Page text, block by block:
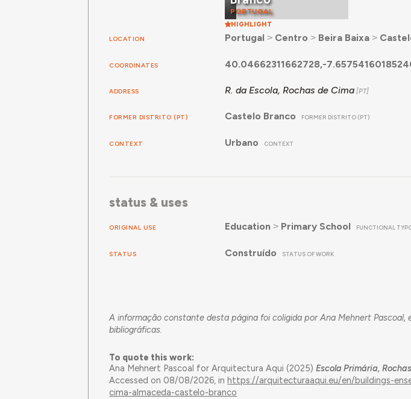
PORTUGAL
HIGHLIGHT
LOCATION Portugal ˃ Centro ˃ Beira Baixa˃
COORDINATES 40.04662311662728,-
ADDRESS R. da Escola, Rochas de Cima
FORMER DISTRITO (PT) Castelo Branco FORMER DISTRITO (PT)
CONTEXT Urbano CONTEXT
status & uses
ORIGINAL USE Education ˃ Primary School FUNCTIONAL
STATUS Construído STATUS OF WORK
A informação constante desta página foi coligida por Ana Mehnert Pascoal,
bibliográficas.
To quote this work:
Ana Mehnert Pascoal for Arquitectura Aqui (2025)Escola Primária,
Accessed on 08/08/2026, inhttps://arquitecturaaqui.eu/en/buildings-
cima-almaceda-castelo-branco